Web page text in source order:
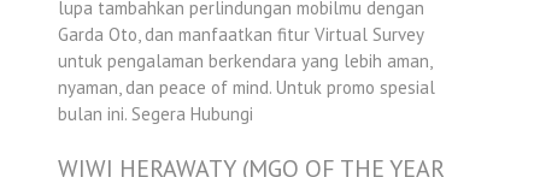
lupa tambahkan perlindungan mobilmu dengan
Garda Oto, dan manfaatkan fitur Virtual Survey
untuk pengalaman berkendara yang lebih aman,
nyaman, dan peace of mind. Untuk promo spesial
bulan ini. Segera Hubungi
WIWI HERAWATY (MGO OF THE YEAR